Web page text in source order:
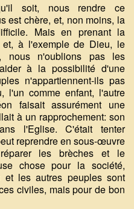
soit, nous rendre ce
est chère, et, non moins, la
Mais en prenant la
à l'exemple de Dieu, le
nous n'oublions pas les
à la possibilité d'une
n'appartiennent-ils pas
l'un comme enfant, l'autre
faisait assurément une
à un rapprochement: son
l'Eglise. C'était tenter
reprendre en sous-œuvre
les brèches et le
chosepour la société,
et les autres peuples sont
civiles, mais pour de bon